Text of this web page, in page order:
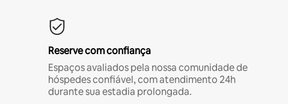
Reserve com confiança
Espaços avaliados pela nossa comunidade de
hóspedes confiável, com atendimento 24h
durante sua estadia prolongada.